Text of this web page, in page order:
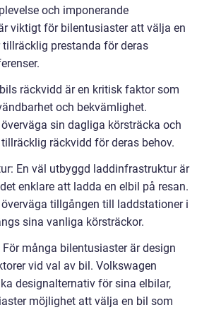
och imponerande
viktigt för bilentusiaster att välja en
prestanda för deras
räckvidd är en kritisk faktor som
och bekvämlighet.
sin dagliga körsträcka och
räckvidd för deras behov.
En väl utbyggd laddinfrastruktur är
enklare att ladda en elbil på resan.
tillgången till laddstationer i
sina vanliga körsträckor.
många bilentusiaster är design
vid val av bil. Volkswagen
designalternativ för sina elbilar,
möjlighet att välja en bil som